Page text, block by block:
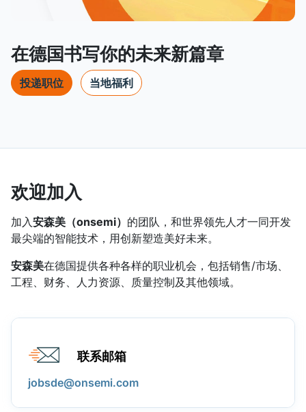
在德国书写你的未来新篇章
投递职位 当地福利
欢迎加入
加入安森美（onsemi） 的团队，和世界领先人才一同开发
最尖端的智能技术，用创新塑造美好未来。
安森美在德国提供各种各样的职业机会，包括销售/市场、
工程、财务、人力资源、质量控制及其他领域。
联系邮箱
jobsde@onsemi.com